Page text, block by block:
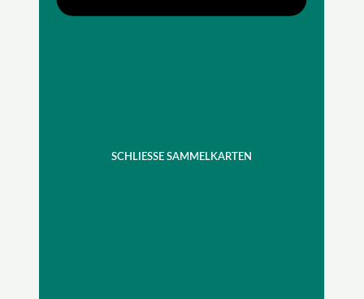
SCHLIESSE SAMMELKARTEN